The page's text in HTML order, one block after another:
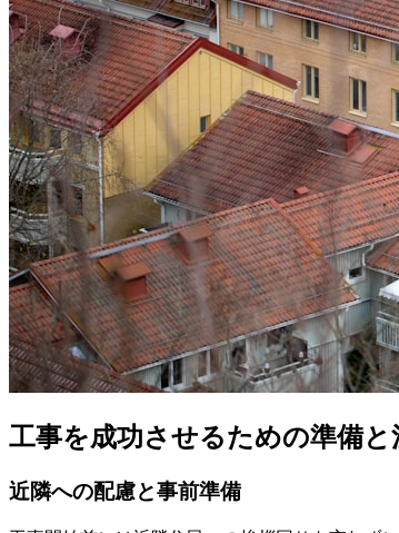
工事を成功させるための準備と
近隣への配慮と事前準備